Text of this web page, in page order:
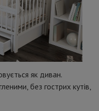
як диван.
без гострих кутів,